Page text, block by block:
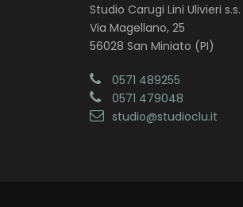
Studio Carugi Lini Ulivieri s.s.
Via Magellano, 25
56028 San Miniato (PI)
0571 489255
0571 479048
studio@studioclu.it